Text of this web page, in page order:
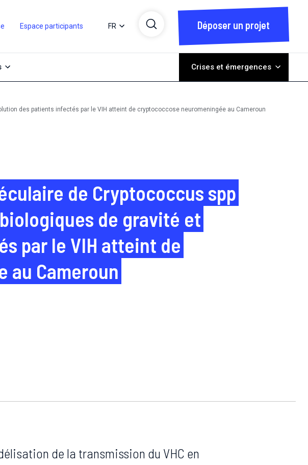
Espace participants FR Déposer un projet
Crises et émergences
des patients infectés par le VIH atteint de cryptococcose neuromeningée au Cameroun
de Cryptococcus spp
de gravité et
par le VIH atteint de
au Cameroun
de la transmission du VHC en